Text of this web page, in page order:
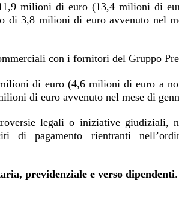
milioni di euro (13,4 milioni di
di 3,8 milioni di euro avvenuto nel
con i fornitori del Gruppo
di euro (4,6 milioni di euro a
di euro avvenuto nel mese di
legali o iniziative giudiziali,
di pagamento rientranti
previdenziale e verso dipendenti.